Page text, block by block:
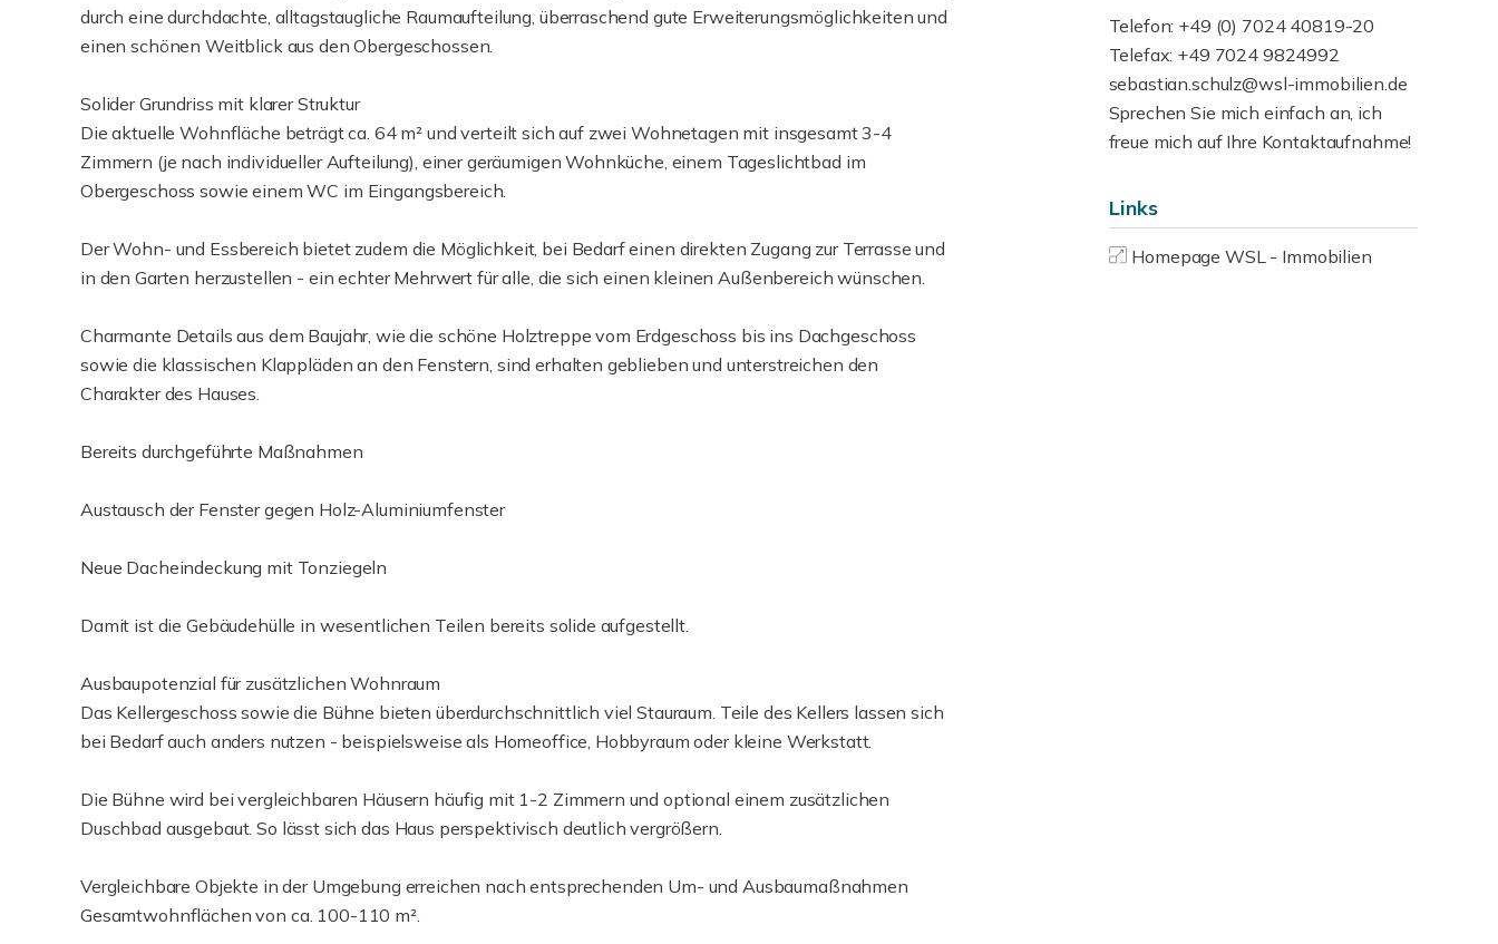
durch eine durchdachte, alltagstaugliche Raumaufteilung, überraschend gute Erweiterungsmöglichkeiten und
einen schönen Weitblick aus den Obergeschossen.
Solider Grundriss mit klarer Struktur
Die aktuelle Wohnfläche beträgt ca. 64 m² und verteilt sich auf zwei Wohnetagen mit insgesamt 3-4
Zimmern (je nach individueller Aufteilung), einer geräumigen Wohnküche, einem Tageslichtbad im
Obergeschoss sowie einem WC im Eingangsbereich.
Der Wohn- und Essbereich bietet zudem die Möglichkeit, bei Bedarf einen direkten Zugang zur Terrasse und
in den Garten herzustellen - ein echter Mehrwert für alle, die sich einen kleinen Außenbereich wünschen.
Charmante Details aus dem Baujahr, wie die schöne Holztreppe vom Erdgeschoss bis ins Dachgeschoss
sowie die klassischen Klappläden an den Fenstern, sind erhalten geblieben und unterstreichen den
Charakter des Hauses.
Bereits durchgeführte Maßnahmen
Austausch der Fenster gegen Holz-Aluminiumfenster
Neue Dacheindeckung mit Tonziegeln
Damit ist die Gebäudehülle in wesentlichen Teilen bereits solide aufgestellt.
Ausbaupotenzial für zusätzlichen Wohnraum
Das Kellergeschoss sowie die Bühne bieten überdurchschnittlich viel Stauraum. Teile des Kellers lassen sich
bei Bedarf auch anders nutzen - beispielsweise als Homeoffice, Hobbyraum oder kleine Werkstatt.
Die Bühne wird bei vergleichbaren Häusern häufig mit 1-2 Zimmern und optional einem zusätzlichen
Duschbad ausgebaut. So lässt sich das Haus perspektivisch deutlich vergrößern.
Vergleichbare Objekte in der Umgebung erreichen nach entsprechenden Um- und Ausbaumaßnahmen
Gesamtwohnflächen von ca. 100-110 m².
Telefon: +49 (0) 7024 40819-20
Telefax: +49 7024 9824992
sebastian.schulz@wsl-immobilien.de
Sprechen Sie mich einfach an, ich
freue mich auf Ihre Kontaktaufnahme!
Links
Homepage WSL - Immobilien